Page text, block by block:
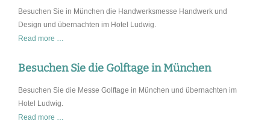
Besuchen Sie in München die Handwerksmesse Handwerk und
Design und übernachten im Hotel Ludwig.
Read more …
Handwerk
Design
Besuchen Sie die Golftage in München
Besuchen Sie die Messe Golftage in München und übernachten im
Hotel Ludwig.
Read more …